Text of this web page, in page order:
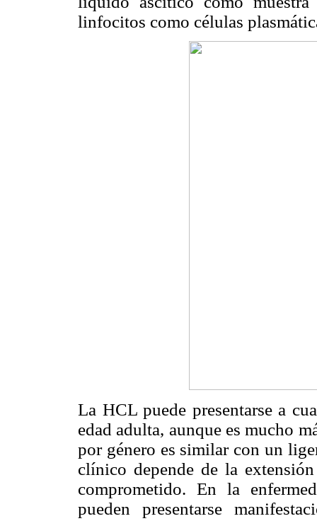
linfocitos como células
La HCL puede presentarse a
edad adulta, aunque es mucho
por género es similar con un
clínico depende de la
comprometido. En la
pueden presentarse